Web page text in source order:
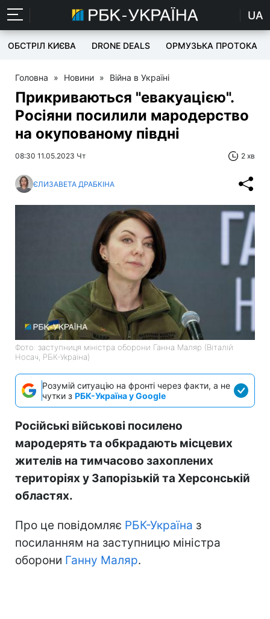
UA
ОБСТРІЛ КИЄВА DRONE DEALS ОРМУЗЬКА ПРОТОКА
Головна » Новини » Війна в Україні
Прикриваються "евакуацією".
Росіяни посилили мародерство
на окупованому півдні
08:30 11.05.2023 Чт 2 хв
ЄЛИЗАВЕТА ДРАБКІНА
Фото: заступниця міністра оборони Ганна Маляр (Віталій
Носач, РБК-Україна)
Розумій ситуацію на фронті через факти, а не
чутки з РБК-Україна у Google
Російські військові посилено
мародерять та обкрадають місцевих
жителів на тимчасово захоплених
територіях у Запорізькій та Херсонській
областях.
Про це повідомляє РБК-Україна з
посиланням на заступницю міністра
оборони Ганну Маляр.